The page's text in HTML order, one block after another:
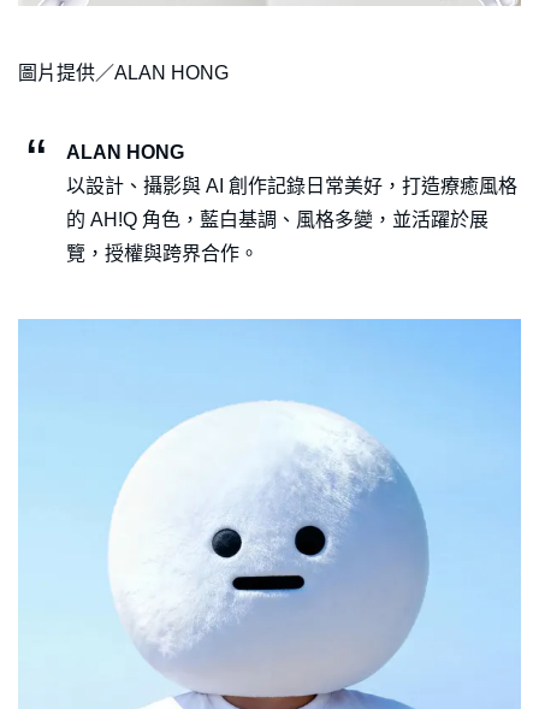
圖片提供／ALAN HONG
ALAN HONG
以設計、攝影與 AI 創作記錄日常美好，打造療癒風格
的 AH!Q 角色，藍白基調、風格多變，並活躍於展
覽，授權與跨界合作。